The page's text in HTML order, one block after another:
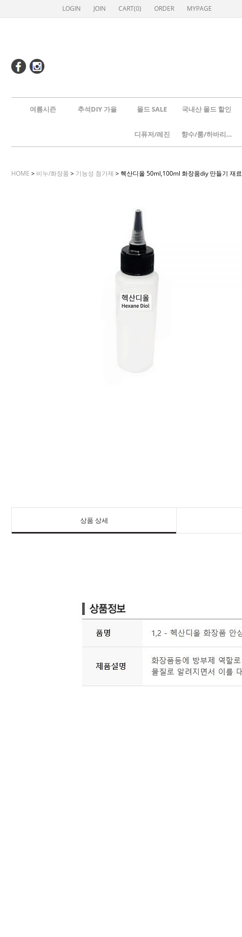
LOGIN JOIN CART(0) ORDER MYPAGE
여름시즌 추석DIY 가을 몰드 SALE 국내산 몰드 할인
디퓨저/레진 향수/룸/하바리움
HOME > 비누/화장품 > 기능성 첨가제 > 헥산디올 50ml,100ml 화장품diy 만들기 재료
상품 상세